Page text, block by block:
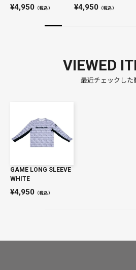
4,950 （税込） 4,950（税込）
VIEWED
最近チェックした
GAME LONG SLEEVE
WHITE
4,950 （税込）